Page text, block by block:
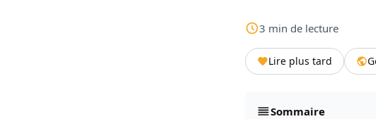
3 min de lecture
Lire plus tard
Sommaire